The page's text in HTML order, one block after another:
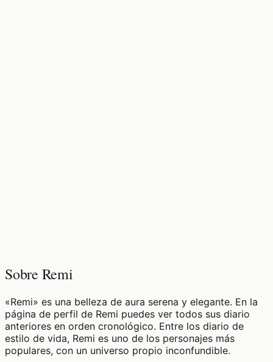
Sobre Remi
«Remi» es una belleza de aura serena y elegante. En la
página de perfil de Remi puedes ver todos sus diario
anteriores en orden cronológico. Entre los diario de
estilo de vida, Remi es uno de los personajes más
populares, con un universo propio inconfundible.